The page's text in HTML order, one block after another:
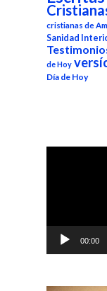
cristianas de
Sanidad
de Hoy
Día de Hoy
Reproductor
00:00